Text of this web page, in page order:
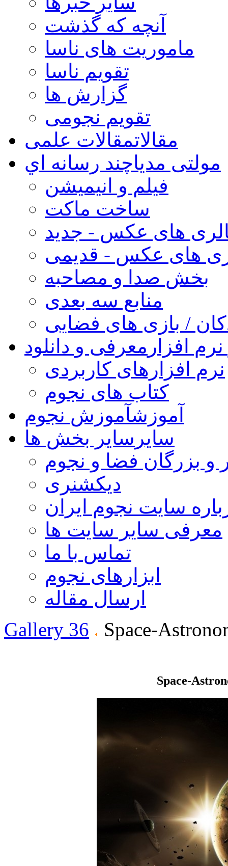
آنچه که گذشت
ماموریت های ناسا
تقویم ناسا
گزارش ها
تقویم نجومی
مقالاتمقالات علمی
مولتی مدیاچند رسانه اي
فیلم و انیمیشن
ساخت ماکت
های عکس - جدید
های عکس - قدیمی
بخش صدا و مصاحبه
منابع سه بعدی
/ بازی های فضایی
افزار معرفی و دانلود
نرم افزارهای کاربردی
کتاب های نجوم
آموزشآموزش نجوم
سایر سایر بخش ها
و بزرگان فضا و نجوم
دیکشنری
سایت نجوم ایران
معرفی سایر سایت ها
تماس با ما
ابزارهای نجوم
ارسال مقاله
Gallery 36
Space-
Space-